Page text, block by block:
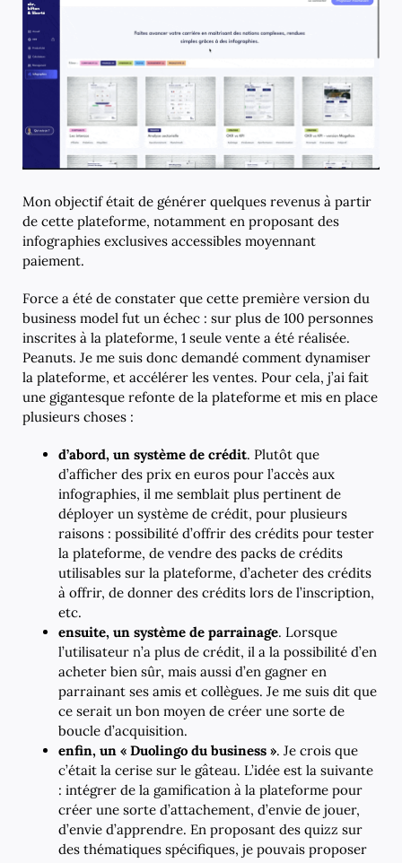
Mon objectif était de générer quelques revenus à partir
de cette plateforme, notamment en proposant des
infographies exclusives accessibles moyennant
paiement.
Force a été de constater que cette première version du
business model fut un échec : sur plus de 100 personnes
inscrites à la plateforme, 1 seule vente a été réalisée.
Peanuts. Je me suis donc demandé comment dynamiser
la plateforme, et accélérer les ventes. Pour cela, j’ai fait
une gigantesque refonte de la plateforme et mis en place
plusieurs choses :
d’abord, un système de crédit. Plutôt que
d’afficher des prix en euros pour l’accès aux
infographies, il me semblait plus pertinent de
déployer un système de crédit, pour plusieurs
raisons : possibilité d’offrir des crédits pour tester
la plateforme, de vendre des packs de crédits
utilisables sur la plateforme, d’acheter des crédits
à offrir, de donner des crédits lors de l’inscription,
etc.
ensuite, un système de parrainage. Lorsque
l’utilisateur n’a plus de crédit, il a la possibilité d’en
acheter bien sûr, mais aussi d’en gagner en
parrainant ses amis et collègues. Je me suis dit que
ce serait un bon moyen de créer une sorte de
boucle d’acquisition.
enfin, un « Duolingo du business ». Je crois que
c’était la cerise sur le gâteau. L’idée est la suivante
: intégrer de la gamification à la plateforme pour
créer une sorte d’attachement, d’envie de jouer,
d’envie d’apprendre. En proposant des quizz sur
des thématiques spécifiques, je pouvais proposer